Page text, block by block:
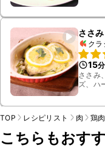
ささ
クラ
15分
ささみ
ズ、ハ
TOP レシピリスト 肉 鶏肉
こちらもおす